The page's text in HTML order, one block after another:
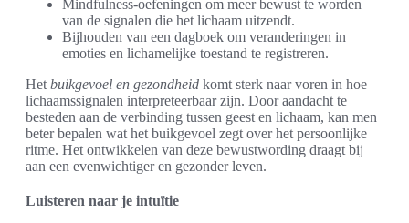
Mindfulness-oefeningen om meer bewust te worden
van de signalen die het lichaam uitzendt.
Bijhouden van een dagboek om veranderingen in
emoties en lichamelijke toestand te registreren.
Het buikgevoel en gezondheid komt sterk naar voren in hoe
lichaamssignalen interpreteerbaar zijn. Door aandacht te
besteden aan de verbinding tussen geest en lichaam, kan men
beter bepalen wat het buikgevoel zegt over het persoonlijke
ritme. Het ontwikkelen van deze bewustwording draagt bij
aan een evenwichtiger en gezonder leven.
Luisteren naar je intuïtie